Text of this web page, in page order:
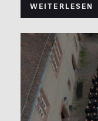
Weiterlesen